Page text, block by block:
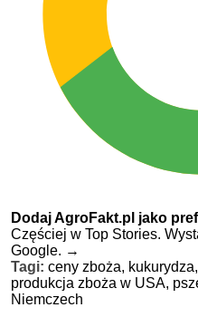
Dodaj AgroFakt.pl jako
Częściej w Top Stories.
Google. →
Tagi: ceny zboża, kukurydza,
produkcja zboża w USA,
Niemczech